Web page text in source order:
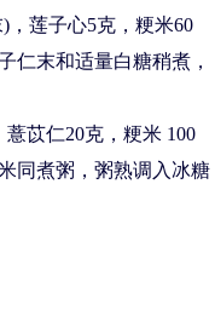
莲子心5克，粳米60
仁末和适量白糖稍煮，
苡仁20克，粳米 100
同煮粥，粥熟调入冰糖